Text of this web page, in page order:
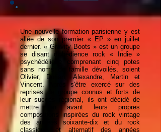
Une nouvelle formation parisienne y est
allée de son premier « EP » en juillet
dernier. « Gravity Boots » est un groupe
se disant d'obédience rock « Indie »
psychédélique comprenant cinq potes
sans noms de famille dévoilés, soient
Olivier, Dorian, Alexandre, Martin et
Vincent. Après s'être exercé sur des
reprises de groupe connus et forts de
leur succès régional, ils ont décidé de
mettre en avant leurs propres
compositions inspirées du rock vintage
des années soixante-dix et du rock
classique et alternatif des années